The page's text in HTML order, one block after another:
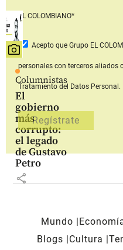
Columnistas
El
gobierno
más
corrupto:
el legado
de Gustavo
Petro
share
EL COLOMBIANO*
Acepto que Grupo EL
personales con terceros aliados
Tratamiento del Datos Personal.
Mundo
Blogs
Cultura